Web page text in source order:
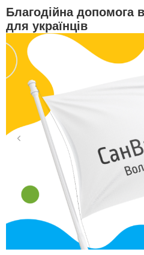
Благодійна допомога
для українців